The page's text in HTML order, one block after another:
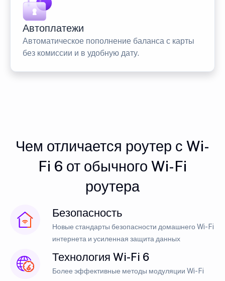
Автоплатежи
Автоматическое пополнение баланса с карты
без комиссии и в удобную дату.
Чем отличается роутер с Wi-
Fi 6 от обычного Wi-Fi
роутера
Безопасность
Новые стандарты безопасности домашнего Wi-Fi
интернета и усиленная защита данных
Технология Wi-Fi 6
Более эффективные методы модуляции Wi-Fi